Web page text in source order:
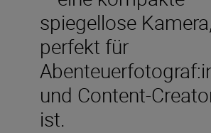
spiegellose
perfekt für
und Content-
ist.